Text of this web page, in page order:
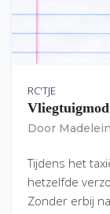
RC'TJE
Door
Tijdens het
hetzelfde
Zonder erbij